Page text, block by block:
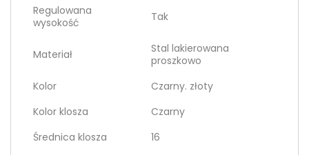
Regulowana
wysokość
Tak
Materiał
Stal lakierowana
proszkowo
Kolor
Czarny. złoty
Kolor klosza
Czarny
Średnica klosza
16